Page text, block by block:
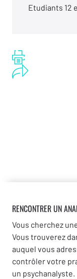
Etudiants 12
RENCONTRER UN
Vous cherchez
Vous trouverez
auquel vous
contrôler votre
un psychanalyste.